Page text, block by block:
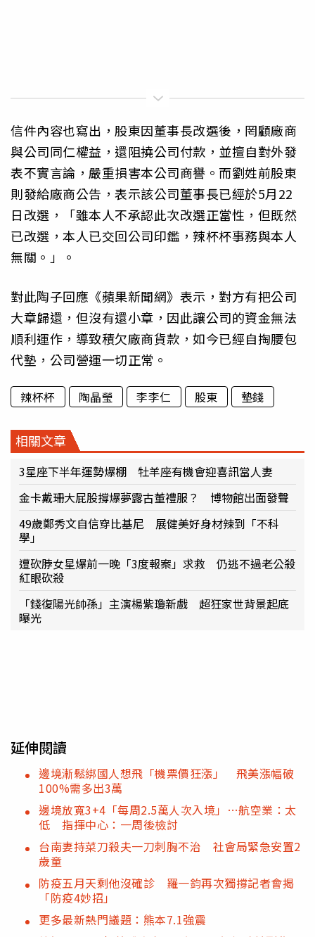
信件內容也寫出，股東因董事長改選後，罔顧廠商
與公司同仁權益，還阻撓公司付款，並擅自對外發
表不實言論，嚴重損害本公司商譽。而劉姓前股東
則發給廠商公告，表示該公司董事長已經於5月22
日改選，「雖本人不承認此次改選正當性，但既然
已改選，本人已交回公司印鑑，辣杯杯事務與本人
無關。」。
對此陶子回應《蘋果新聞網》表示，對方有把公司
大章歸還，但沒有還小章，因此讓公司的資金無法
順利運作，導致積欠廠商貨款，如今已經自掏腰包
代墊，公司營運一切正常。
辣杯杯 陶晶瑩 李李仁 股東 墊錢
相關文章
3星座下半年運勢爆棚 牡羊座有機會迎喜訊當人妻
金卡戴珊大屁股撐爆夢露古董禮服？ 博物館出面發聲
49歲鄭秀文自信穿比基尼 展健美好身材辣到「不科
學」
遭砍脖女星爆前一晚「3度報案」求救 仍逃不過老公殺
紅眼砍殺
「錢復陽光帥孫」主演楊紫瓊新戲 超狂家世背景起底
曝光
延伸閱讀
邊境漸鬆綁國人想飛「機票價狂漲」 飛美漲幅破
100%需多出3萬
邊境放寬3+4「每周2.5萬人次入境」…航空業：太
低 指揮中心：一周後檢討
台南妻持菜刀殺夫一刀刺胸不治 社會局緊急安置2
歲童
防疫五月天剩他沒確診 羅一鈞再次獨撐記者會揭
「防疫4妙招」
更多最新熱門議題：熊本7.1強震